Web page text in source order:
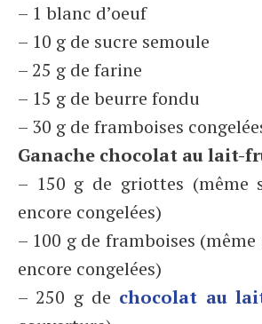
– 1 blanc d’oeuf
– 10 g de sucre semoule
– 25 g de farine
– 15 g de beurre fondu
– 30 g de framboises
Ganache chocolat au lait-
– 150 g de griottes (même
encore congelées)
– 100 g de framboises (même
encore congelées)
– 250 g de chocolat au